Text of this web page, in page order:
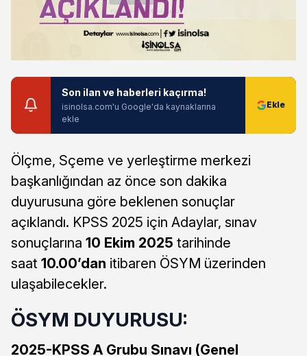
Son ilan ve haberleri kaçırma!
isinolsa.com'u Google'da kaynaklarına
ekle
Ölçme, Sçeme ve yerleştirme merkezi
başkanlığından az önce son dakika
duyurusuna göre beklenen sonuçlar
açıklandı. KPSS 2025 için Adaylar, sınav
sonuçlarına 10 Ekim 2025 tarihinde
saat 10.00’dan itibaren ÖSYM üzerinden
ulaşabilecekler.
ÖSYM DUYURUSU:
2025-KPSS A Grubu Sınavı (Genel